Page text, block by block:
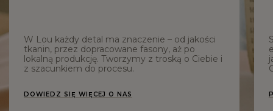
W Lou każdy detal ma znaczenie – od jakości
tkanin, przez dopracowane fasony, aż po
lokalną produkcję. Tworzymy z troską o Ciebie i
z szacunkiem do procesu.
DOWIEDZ SIĘ WIĘCEJ O NAS